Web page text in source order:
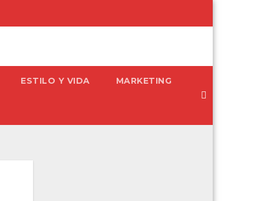
ESTILO Y VIDA MARKETING